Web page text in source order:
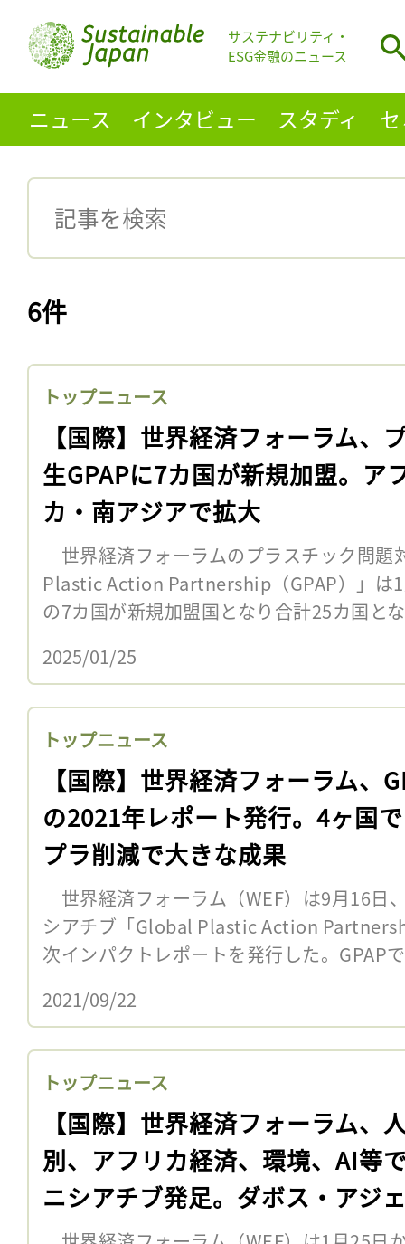
サステナビリティ・
ESG金融のニュース
ニュース インタビュー スタディ
6件
トップニュース
【国際】世界経済フォーラム、
生GPAPに7カ国が新規加盟。ア
カ・南アジアで拡大
世界経済フォーラムのプラスチック問題
Plastic Action Partnership（GPAP）」は
の7カ国が新規加盟国となり合計25カ国と
2025/01/25
トップニュース
【国際】世界経済フォーラム、
の2021年レポート発行。4ヶ国
プラ削減で大きな成果
世界経済フォーラム（WEF）は9月16日
シアチブ「Global Plastic Action
次インパクトレポートを発行した。GPAP
2021/09/22
トップニュース
【国際】世界経済フォーラム、
別、アフリカ経済、環境、AI等
ニシアチブ発足。ダボス・アジ